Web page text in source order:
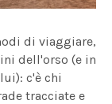
di viaggiare,
dell'orso (e in
c'è chi
tracciate e